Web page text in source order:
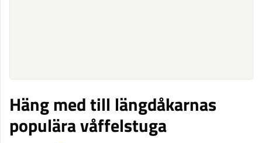
Häng med till längdåkarnas
populära våffelstuga